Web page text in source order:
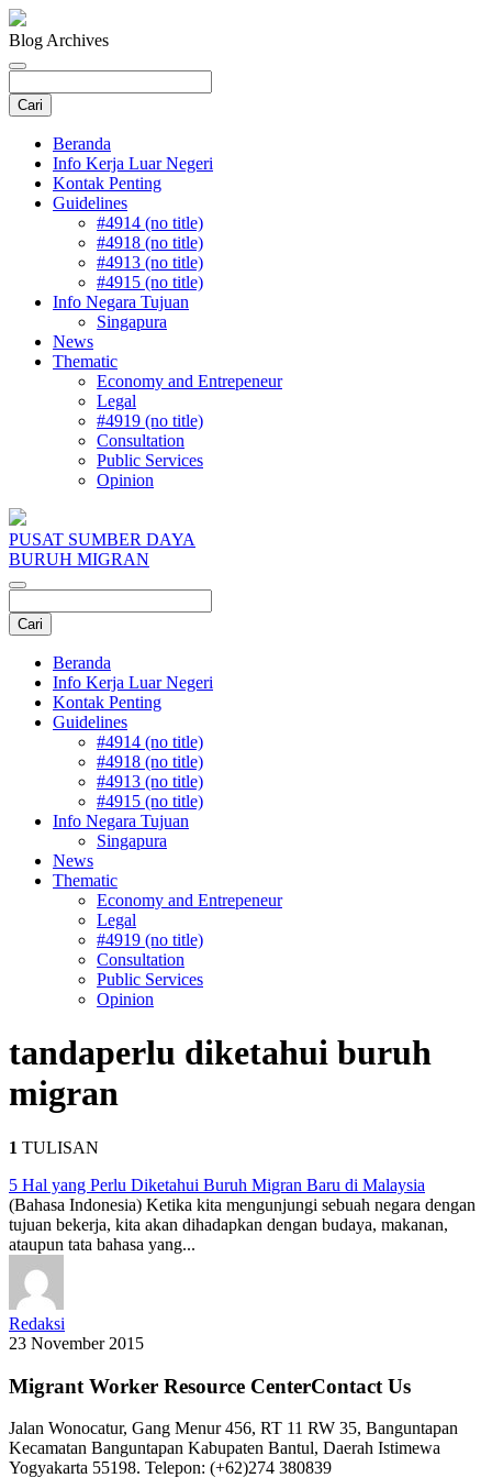
Blog Archives
Beranda
Info Kerja Luar Negeri
Kontak Penting
Guidelines
#4914 (no title)
#4918 (no title)
#4913 (no title)
#4915 (no title)
Info Negara Tujuan
Singapura
News
Thematic
Economy and Entrepeneur
Legal
#4919 (no title)
Consultation
Public Services
Opinion
PUSAT SUMBER DAYA
BURUH MIGRAN
Beranda
Info Kerja Luar Negeri
Kontak Penting
Guidelines
#4914 (no title)
#4918 (no title)
#4913 (no title)
#4915 (no title)
Info Negara Tujuan
Singapura
News
Thematic
Economy and Entrepeneur
Legal
#4919 (no title)
Consultation
Public Services
Opinion
tandaperlu diketahui buruh
migran
1 TULISAN
5 Hal yang Perlu Diketahui Buruh Migran Baru di Malaysia
(Bahasa Indonesia) Ketika kita mengunjungi sebuah negara dengan
tujuan bekerja, kita akan dihadapkan dengan budaya, makanan,
ataupun tata bahasa yang...
Redaksi
23 November 2015
Migrant Worker Resource CenterContact Us
Jalan Wonocatur, Gang Menur 456, RT 11 RW 35, Banguntapan
Kecamatan Banguntapan Kabupaten Bantul, Daerah Istimewa
Yogyakarta 55198. Telepon: (+62)274 380839